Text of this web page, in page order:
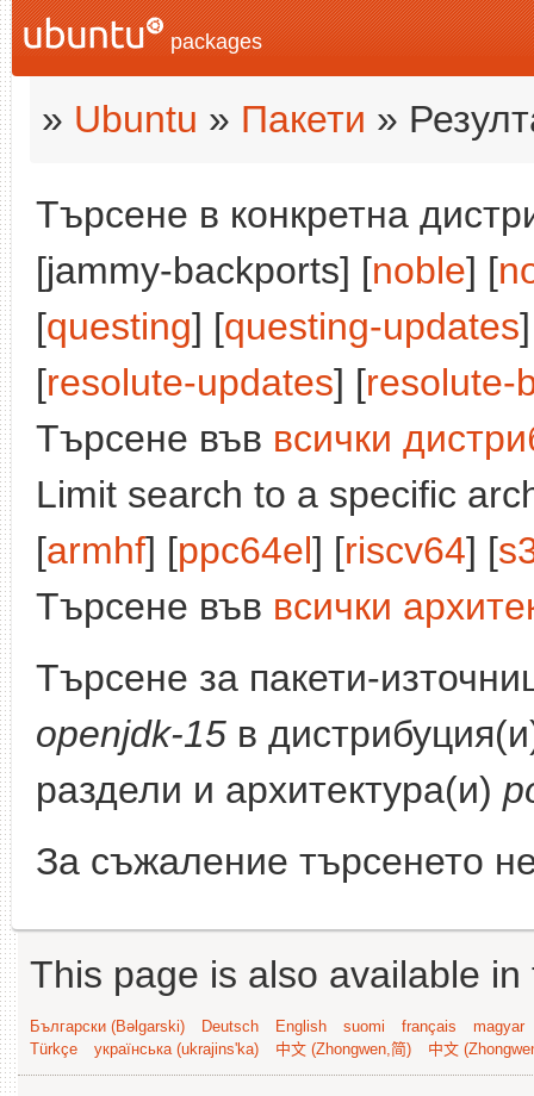
packages
» Ubuntu » Пакети »
Търсене в конкретна
[jammy-backports] [noble] [
[questing] [questing-updates
[resolute-updates] [resolute-
Търсене във всички
Limit search to a specific
[armhf] [ppc64el] [riscv64] [
Търсене във всички
Търсене за пакети-
openjdk-15 в
раздели и архитектура(и)
За съжаление търсенето
This page is also available
Български (Bəlgarski) Deutsch English suomi français
magyar
Türkçe
українська (ukrajins'ka) 中文 (Zhongwen,简) 中文